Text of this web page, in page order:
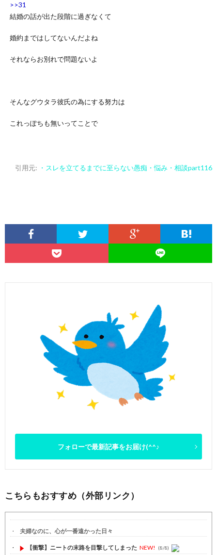
>>31
結婚の話が出た段階に過ぎなくて
婚約まではしてないんだよね
それならお別れで問題ないよ
そんなグウタラ彼氏の為にする努力は
これっぽちも無いってことで
引用元: ・スレを立てるまでに至らない愚痴・悩み・相談part116
フォローで最新記事をお届け(^^♪
こちらもおすすめ（外部リンク）
夫婦なのに、心が一番遠かった日々
【衝撃】ニートの末路を目撃してしまった NEW! (8/8)